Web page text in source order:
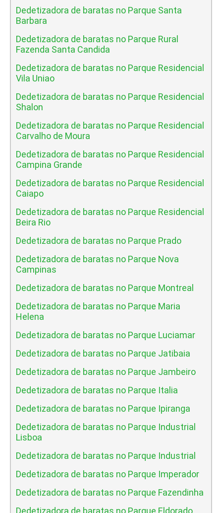
Dedetizadora de baratas no Parque Santa
Barbara
Dedetizadora de baratas no Parque Rural
Fazenda Santa Candida
Dedetizadora de baratas no Parque Residencial
Vila Uniao
Dedetizadora de baratas no Parque Residencial
Shalon
Dedetizadora de baratas no Parque Residencial
Carvalho de Moura
Dedetizadora de baratas no Parque Residencial
Campina Grande
Dedetizadora de baratas no Parque Residencial
Caiapo
Dedetizadora de baratas no Parque Residencial
Beira Rio
Dedetizadora de baratas no Parque Prado
Dedetizadora de baratas no Parque Nova
Campinas
Dedetizadora de baratas no Parque Montreal
Dedetizadora de baratas no Parque Maria
Helena
Dedetizadora de baratas no Parque Luciamar
Dedetizadora de baratas no Parque Jatibaia
Dedetizadora de baratas no Parque Jambeiro
Dedetizadora de baratas no Parque Italia
Dedetizadora de baratas no Parque Ipiranga
Dedetizadora de baratas no Parque Industrial
Lisboa
Dedetizadora de baratas no Parque Industrial
Dedetizadora de baratas no Parque Imperador
Dedetizadora de baratas no Parque Fazendinha
Dedetizadora de baratas no Parque Eldorado